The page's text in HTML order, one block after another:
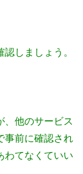
しましょう。
、他のサービス
事前に確認され
わてなくていい